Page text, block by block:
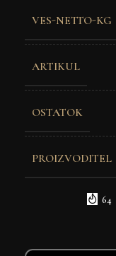
VES-NETTO-KG
ARTIKUL
OSTATOK
PROIZVODITEL
64